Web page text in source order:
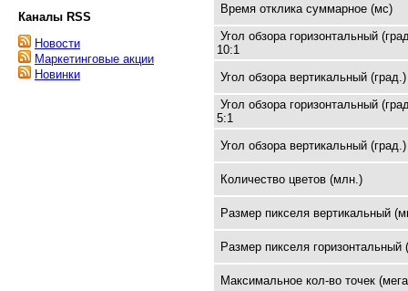
Каналы RSS
Новости
Маркетинговые акции
Новинки
Время отклика суммарное (мс)
Угол обзора горизонтальный
10:1
Угол обзора вертикальный
Угол обзора горизонтальный
5:1
Угол обзора вертикальный
Количество цветов (млн.)
Размер пикселя вертикальный
Размер пикселя горизонтальный
Максимальное кол-во точек